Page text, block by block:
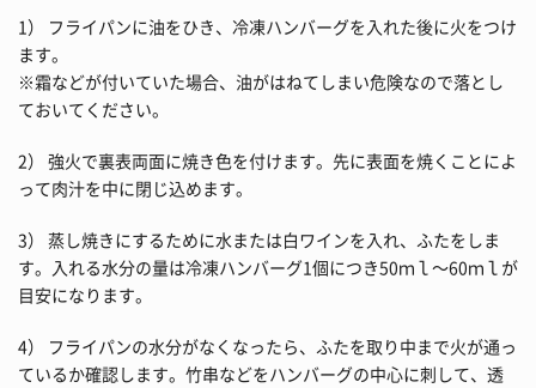
1） フライパンに油をひき、冷凍ハンバーグを入れた後に火をつけ
ます。
※霜などが付いていた場合、油がはねてしまい危険なので落とし
ておいてください。
2） 強火で裏表両面に焼き色を付けます。先に表面を焼くことによ
って肉汁を中に閉じ込めます。
3） 蒸し焼きにするために水または白ワインを入れ、ふたをしま
す。入れる水分の量は冷凍ハンバーグ1個につき50ｍｌ～60ｍｌが
目安になります。
4） フライパンの水分がなくなったら、ふたを取り中まで火が通っ
ているか確認します。竹串などをハンバーグの中心に刺して、透